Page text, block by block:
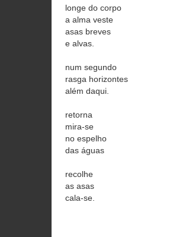
longe do corpo
a alma veste
asas breves
e alvas.
num segundo
rasga horizontes
além daqui.
retorna
mira-se
no espelho
das águas
recolhe
as asas
cala-se.